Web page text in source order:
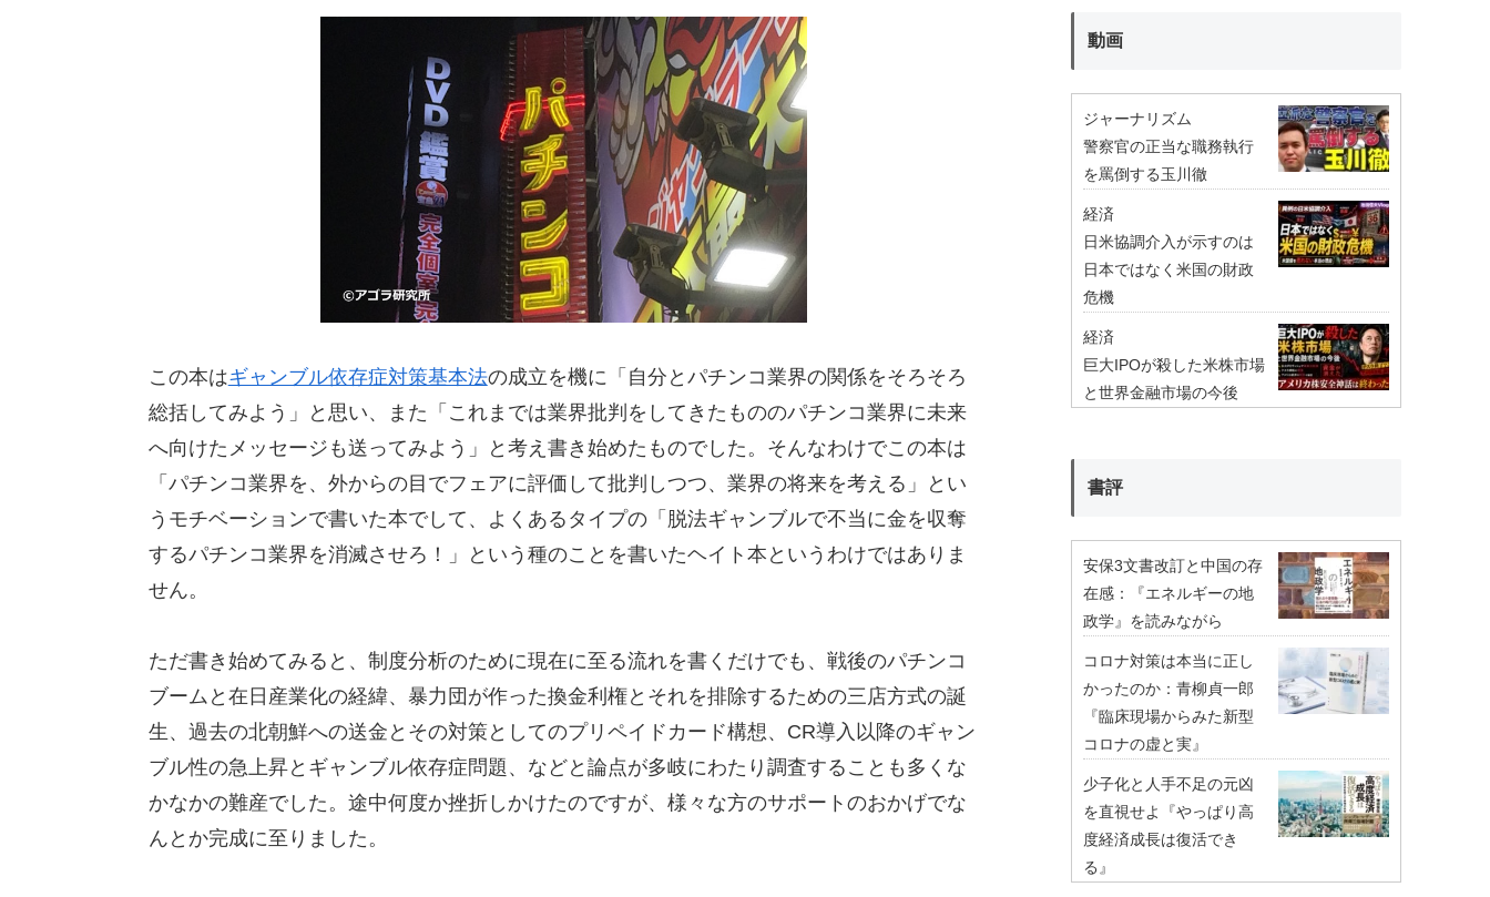
この本はギャンブル依存症対策基本法の成立を機に「自分とパチンコ業界の関係をそろそろ
総括してみよう」と思い、また「これまでは業界批判をしてきたもののパチンコ業界に未来
へ向けたメッセージも送ってみよう」と考え書き始めたものでした。そんなわけでこの本は
「パチンコ業界を、外からの目でフェアに評価して批判しつつ、業界の将来を考える」とい
うモチベーションで書いた本でして、よくあるタイプの「脱法ギャンブルで不当に金を収奪
するパチンコ業界を消滅させろ！」という種のことを書いたヘイト本というわけではありま
せん。
ただ書き始めてみると、制度分析のために現在に至る流れを書くだけでも、戦後のパチンコ
ブームと在日産業化の経緯、暴力団が作った換金利権とそれを排除するための三店方式の誕
生、過去の北朝鮮への送金とその対策としてのプリペイドカード構想、CR導入以降のギャン
ブル性の急上昇とギャンブル依存症問題、などと論点が多岐にわたり調査することも多くな
かなかの難産でした。途中何度か挫折しかけたのですが、様々な方のサポートのおかげでな
んとか完成に至りました。
動画
ジャーナリズム
警察官の正当な職務執行
を罵倒する玉川徹
経済
日米協調介入が示すのは
日本ではなく米国の財政
危機
経済
巨大IPOが殺した米株市場
と世界金融市場の今後
書評
安保3文書改訂と中国の存
在感：『エネルギーの地
政学』を読みながら
コロナ対策は本当に正し
かったのか：青柳貞一郎
『臨床現場からみた新型
コロナの虚と実』
少子化と人手不足の元凶
を直視せよ『やっぱり高
度経済成長は復活でき
る』